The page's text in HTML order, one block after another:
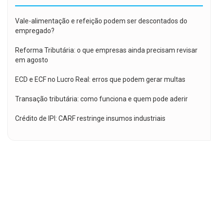
Vale-alimentação e refeição podem ser descontados do
empregado?
Reforma Tributária: o que empresas ainda precisam revisar
em agosto
ECD e ECF no Lucro Real: erros que podem gerar multas
Transação tributária: como funciona e quem pode aderir
Crédito de IPI: CARF restringe insumos industriais